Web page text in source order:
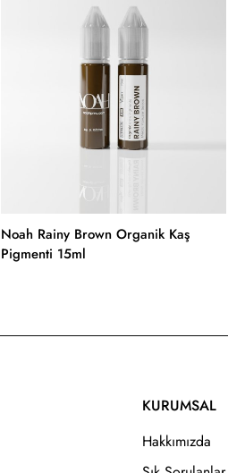
Noah Rainy Brown Organik Kaş
Pigmenti 15ml
KURUMSAL
Hakkımızda